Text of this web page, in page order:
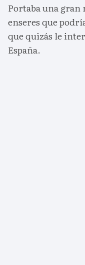
Portaba una
enseres que
que quizás le
España.